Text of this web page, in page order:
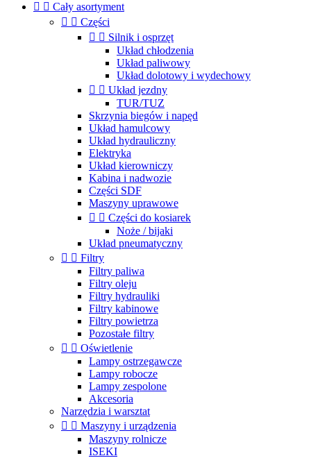
  Cały asortyment
  Części
  Silnik i osprzęt
Układ chłodzenia
Układ paliwowy
Układ dolotowy i wydechowy
  Układ jezdny
TUR/TUZ
Skrzynia biegów i napęd
Układ hamulcowy
Układ hydrauliczny
Elektryka
Układ kierowniczy
Kabina i nadwozie
Części SDF
Maszyny uprawowe
  Części do kosiarek
Noże / bijaki
Układ pneumatyczny
  Filtry
Filtry paliwa
Filtry oleju
Filtry hydrauliki
Filtry kabinowe
Filtry powietrza
Pozostałe filtry
  Oświetlenie
Lampy ostrzegawcze
Lampy robocze
Lampy zespolone
Akcesoria
Narzędzia i warsztat
  Maszyny i urządzenia
Maszyny rolnicze
ISEKI